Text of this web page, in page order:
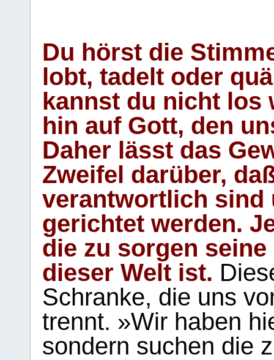
Du hörst die
lobt, tadelt oder
kannst du nicht los
hin auf Gott, den
Daher lässt das
Zweifel darüber,
verantwortlich sind
gerichtet werden.
die zu sorgen
dieser Welt ist.
Schranke, die uns
trennt. »Wir haben
sondern suchen die